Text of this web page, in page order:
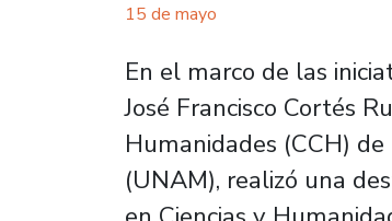
15 de mayo
En el marco de las
José Francisco Cortés
Humanidades (CCH)
(UNAM), realizó una